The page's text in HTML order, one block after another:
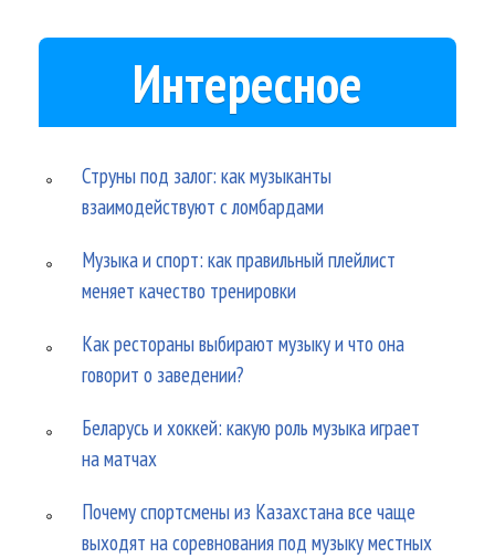
Интересное
Струны под залог: как музыканты
взаимодействуют с ломбардами
Музыка и спорт: как правильный плейлист
меняет качество тренировки
Как рестораны выбирают музыку и что она
говорит о заведении?
Беларусь и хоккей: какую роль музыка играет
на матчах
Почему спортсмены из Казахстана все чаще
выходят на соревнования под музыку местных